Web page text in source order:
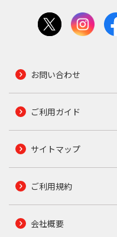
お問い合わせ
ご利用ガイド
サイトマップ
ご利用規約
会社概要